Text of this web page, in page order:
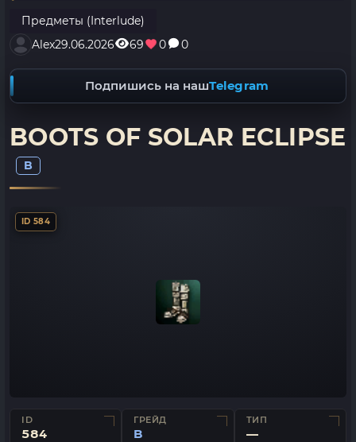
Предметы (Interlude)
Alex29.06.2026 69 0 0
Подпишись на нашTelegram
BOOTS OF SOLAR ECLIPSE
B
ID 584
ID
584
ГРЕЙД
B
ТИП
—